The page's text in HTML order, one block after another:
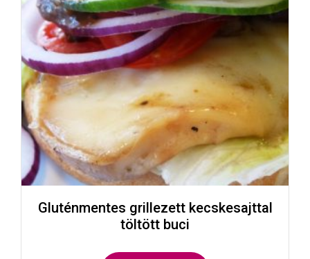
Gluténmentes grillezett kecskesajttal
töltött buci